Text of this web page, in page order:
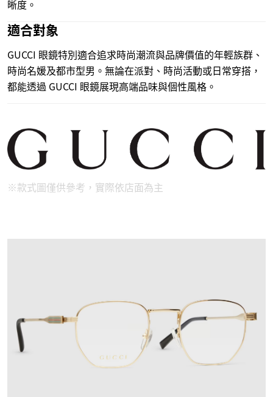
晰度。
適合對象
GUCCI 眼鏡特別適合追求時尚潮流與品牌價值的年輕族群、
時尚名媛及都市型男。無論在派對、時尚活動或日常穿搭，
都能透過 GUCCI 眼鏡展現高端品味與個性風格。
※款式圖僅供參考，實際依店面為主